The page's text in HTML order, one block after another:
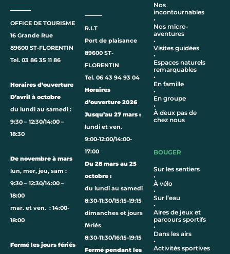
OFFICE DE TOURISME
16 Grande Rue
89600 ST-FLORENTIN
Tel. 03 86 35 11 86
Horaires d’ouverture
D’avril à octobre
du lundi au samedi :
9:30 – 12:30/14:00 –
18:30
De novembre à mars
lun, mer, jeu, sam :
9:30 – 12:30/14:00 –
18:00
mar. et ven. : 14:00-
18:00
Fermé les jours fériés
R.I.T
Port de plaisance
89600 ST-
FLORENTIN
Tel. 06 43 94 93 04
Horaires
d’ouverture 2026
Jusqu’au 27 mars :
lundi et ven.
9:00-12:00/14:00-
17:00
Du 28 mars au 25
octobre :
du lundi au samedi
8:30-11:30/15:15-19:15
dimanches et jours
fériés
8:30-11:30/16:15-19:15
Fermé pendant les
Nos
incontournables
•
Nos micro-
aventures
•
Visites guidées
•
Espaces naturels
remarquables
•
En famille
•
En groupe
•
À deux pas de
chez nous
BOUGER
Sur les sentiers
•
À vélo
•
Sur l’eau
•
Aires de jeux et
parcours sportifs
•
Dans les airs
•
Activités sportives